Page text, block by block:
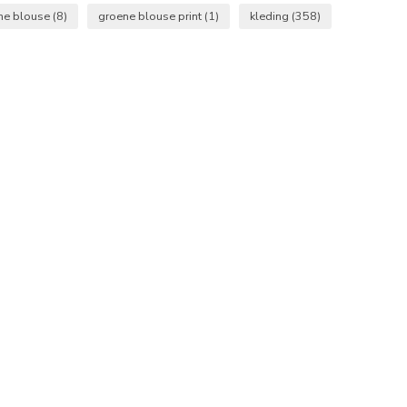
blouse (8) groene blouse print (1) kleding (358)